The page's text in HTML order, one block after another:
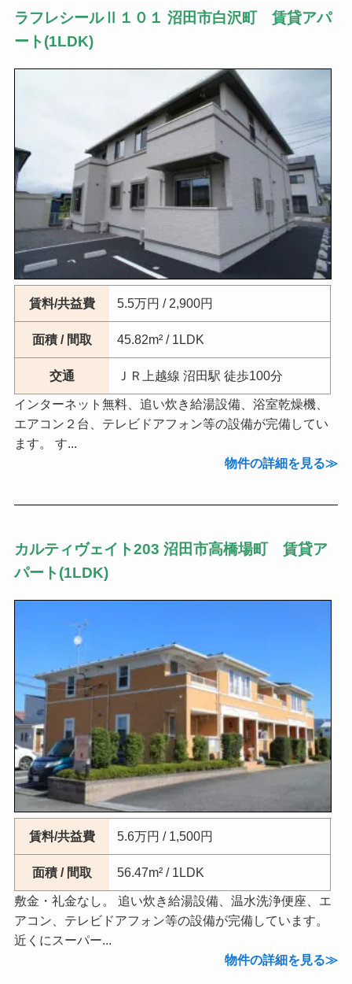
ラフレシールⅡ１０１ 沼田市白沢町 賃貸アパ
ート(1LDK)
賃料/共益費 5.5万円 / 2,900円
面積 / 間取 45.82m² / 1LDK
交通
ＪＲ上越線 沼田駅 徒歩100分
インターネット無料、追い炊き給湯設備、浴室乾燥機、
エアコン２台、テレビドアフォン等の設備が完備してい
ます。 す...
物件の詳細を見る
カルティヴェイト203 沼田市高橋場町 賃貸ア
パート(1LDK)
賃料/共益費 5.6万円 / 1,500円
面積 / 間取
56.47m² / 1LDK
敷金・礼金なし。 追い炊き給湯設備、温水洗浄便座、エ
アコン、テレビドアフォン等の設備が完備しています。
近くにスーパー...
物件の詳細を見る